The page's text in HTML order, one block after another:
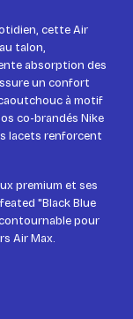
cette Air
au talon,
absorption des
un confort
à motif
co-brandés Nike
lacets renforcent
premium et ses
"Black Blue
pour
Air Max.